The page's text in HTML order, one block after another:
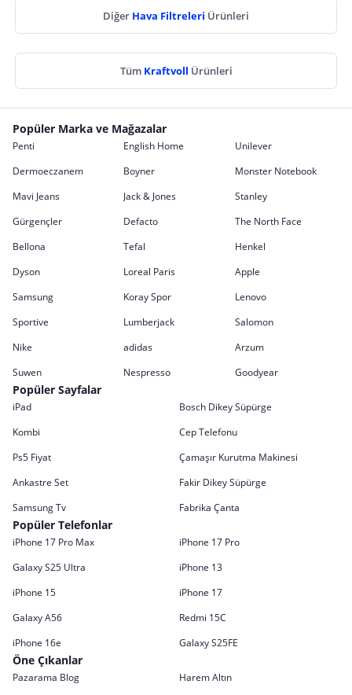
Diğer Hava Filtreleri Ürünleri
Tüm Kraftvoll Ürünleri
Popüler Marka ve Mağazalar
Penti English Home
Unilever
Dermoeczanem
Boyner
Monster Notebook
Mavi Jeans
Jack & Jones
Stanley
Gürgençler
Defacto
The North Face
Bellona
Tefal
Henkel
Dyson
Loreal Paris
Apple
Samsung
Koray Spor
Lenovo
Sportive
Lumberjack
Salomon
Nike
adidas
Arzum
Suwen
Nespresso Goodyear
Popüler Sayfalar
iPad
Bosch Dikey Süpürge
Kombi
Cep Telefonu
Ps5 Fiyat
Çamaşır Kurutma Makinesi
Ankastre Set
Fakir Dikey Süpürge
Samsung Tv
Fabrika Çanta
Popüler Telefonlar
iPhone 17 Pro Max
iPhone 17 Pro
Galaxy S25 Ultra
iPhone 13
iPhone 15
iPhone 17
Galaxy A56
Redmi 15C
iPhone 16e
Galaxy S25FE
Öne Çıkanlar
Pazarama Blog
Harem Altın